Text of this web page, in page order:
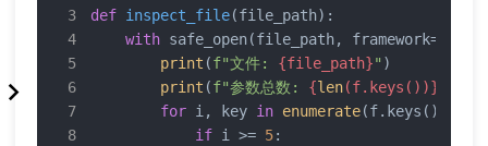
def inspect_file(file_path):
with safe_open(file_path, framework=
print (f"文件: {file_path}" )
print (f"参数总数: {len(f.keys())}
for i, key in enumerate(f.keys()):
if i >= 5: